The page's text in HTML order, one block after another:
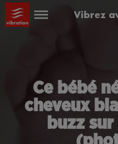
Vibrez
Ce bébé
cheveux
buzz